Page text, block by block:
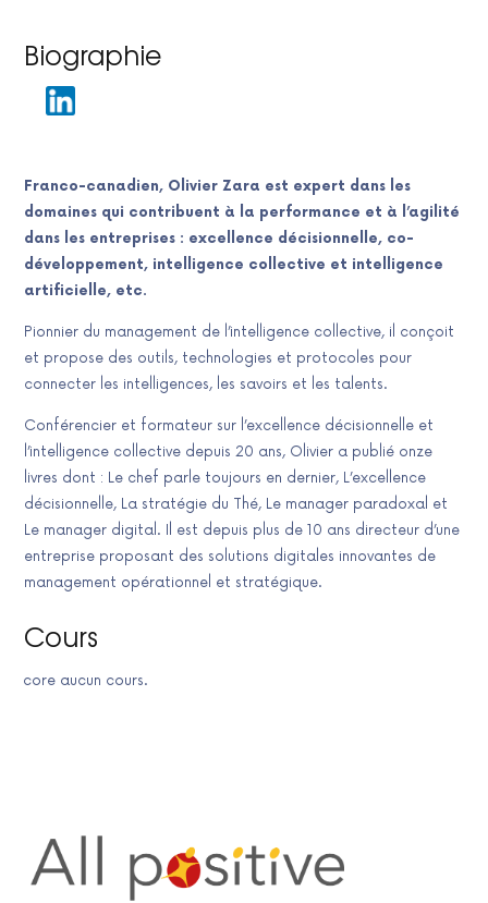
Biographie
Franco-canadien, Olivier Zara est expert dans les
domaines qui contribuent à la performance et à l’agilité
dans les entreprises : excellence décisionnelle, co-
développement, intelligence collective et intelligence
artificielle, etc.
Pionnier du management de l’intelligence collective, il conçoit
et propose des outils, technologies et protocoles pour
connecter les intelligences, les savoirs et les talents.
Conférencier et formateur sur l’excellence décisionnelle et
l’intelligence collective depuis 20 ans, Olivier a publié onze
livres dont : Le chef parle toujours en dernier, L’excellence
décisionnelle, La stratégie du Thé, Le manager paradoxal et
Le manager digital. Il est depuis plus de 10 ans directeur d’une
entreprise proposant des solutions digitales innovantes de
management opérationnel et stratégique.
Cours
Encore aucun cours.